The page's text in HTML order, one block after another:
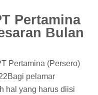
Pertamina
Bulan
Pertamina (Persero)
pelamar
hal yang harus diisi